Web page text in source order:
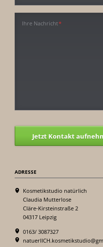
Pflichtfeld
Ihre Nachricht*
Jetzt Kontakt
ADRESSE
Kosmetikstudio natürlich
Claudia Mutterlose
Cläre-Kirsteinstraße 2
04317 Leipzig
0163/ 3087327